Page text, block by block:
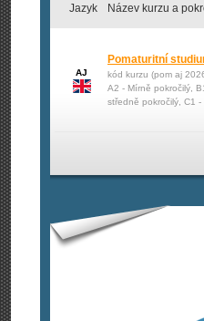
Jazyk Název kurzu a
AJ
Pomaturitní
kód kurzu (pom aj
A2 - Mírně pokročilý,
středně pokročilý, C1 -